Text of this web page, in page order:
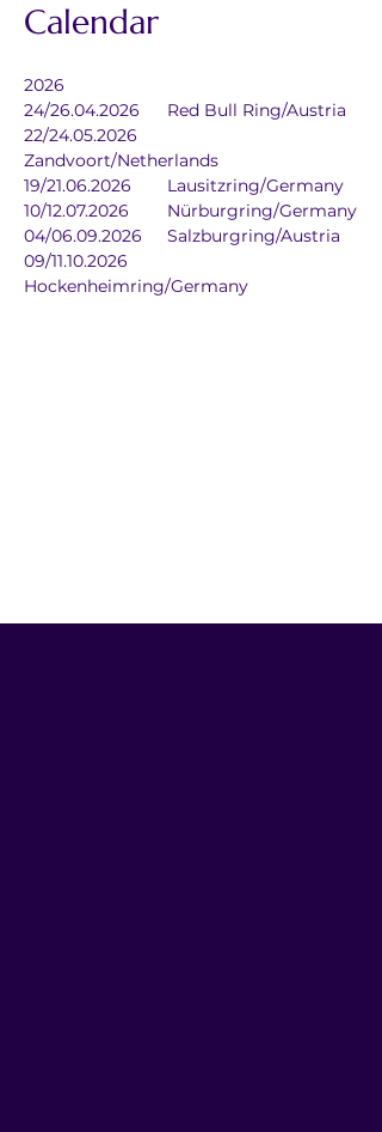
Calendar
2026
24/26.04.2026	Red Bull Ring/Austria
22/24.05.2026
Zandvoort/Netherlands
19/21.06.2026	Lausitzring/Germany
10/12.07.2026	Nürburgring/Germany
04/06.09.2026	Salzburgring/Austria
09/11.10.2026
Hockenheimring/Germany